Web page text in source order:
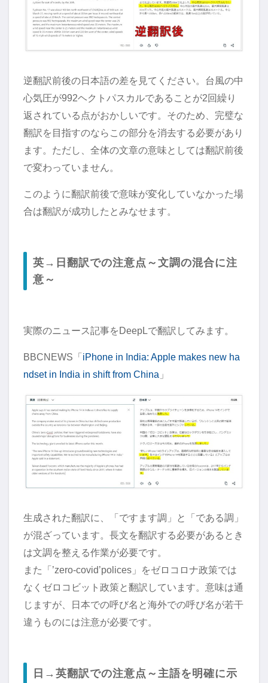
逆翻訳前後の日本語の差を見てください。台風の中
心気圧が992ヘクトパスカルであることが2回繰り
返されている点がおかしいです。そのため、完璧な
翻訳を目指すのならこの部分を消去する必要があり
ます。ただし、全体の文章の意味としては翻訳前後
で変わっていません。
このように翻訳前後で意味が変化していなかった場
合は翻訳が成功したとみなせます。
英→日翻訳での注意点～文調の混合に注
意～
実際のニュース記事をDeepLで翻訳してみます。
BBCNEWS「iPhone in India: Apple makes new ha
ndset in India in shift from China 」
生成された翻訳に、「ですます調」と「である調」
が混ざっています。長文を翻訳する必要があるとき
は文調を整える作業が必要です。
また「’zero-covid’polices」をゼロコロナ政策では
なくゼロコビット政策と翻訳しています。意味は通
じますが、日本での呼び名と海外での呼び名が若干
違うものには注意が必要です。
日→英翻訳での注意点～主語を明確に示